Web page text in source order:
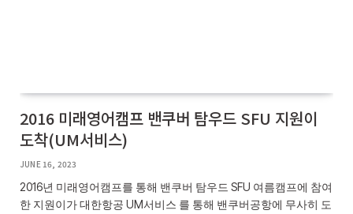
2016 미래영어캠프 밴쿠버 탐우드 SFU 지원이
도착(UM서비스)
JUNE 16, 2023
2016년 미래영어캠프를 통해 밴쿠버 탐우드 SFU 여름캠프에 참여
한 지원이가 대한항공 UM서비스 를 통해 밴쿠버공항에 무사히 도